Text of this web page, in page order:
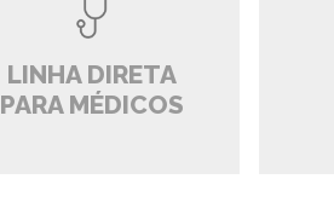
LINHA DIRETA
PARA MÉDICOS